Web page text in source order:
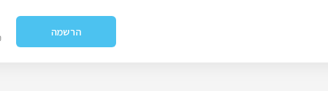
הרשמה